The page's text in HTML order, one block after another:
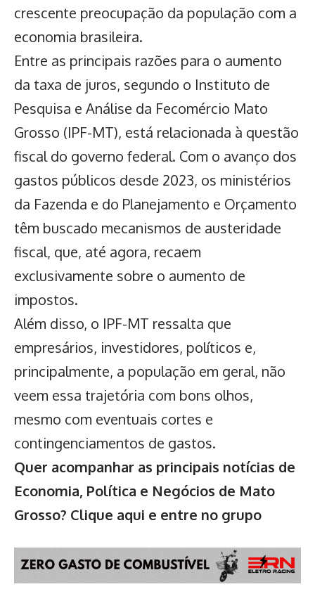
crescente preocupação da população com a
economia brasileira.
Entre as principais razões para o aumento
da taxa de juros, segundo o Instituto de
Pesquisa e Análise da Fecomércio Mato
Grosso (IPF-MT), está relacionada à questão
fiscal do governo federal. Com o avanço dos
gastos públicos desde 2023, os ministérios
da Fazenda e do Planejamento e Orçamento
têm buscado mecanismos de austeridade
fiscal, que, até agora, recaem
exclusivamente sobre o aumento de
impostos.
Além disso, o IPF-MT ressalta que
empresários, investidores, políticos e,
principalmente, a população em geral, não
veem essa trajetória com bons olhos,
mesmo com eventuais cortes e
contingenciamentos de gastos.
Quer acompanhar as principais notícias de
Economia, Política e Negócios de Mato
Grosso? Clique aqui e entre no grupo